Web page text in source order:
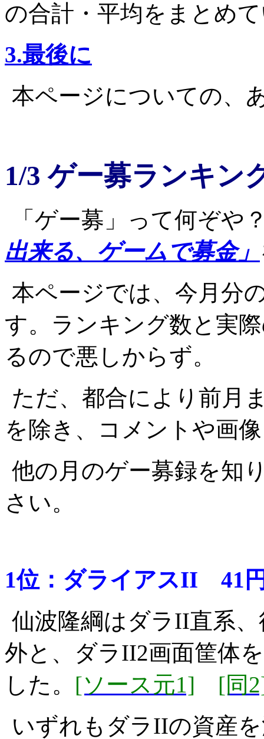
の合計・平均をまとめ
3.最後に
本ページについての、
1/3 ゲー募ランキ
「ゲー募」って何ぞや
出来る、ゲームで募金」
本ページでは、今月分
す。ランキング数と実
るので悪しからず。
ただ、都合により前月
を除き、コメントや画
他の月のゲー募録を知
さい。
1位：ダライアスII 41
仙波隆綱はダラII直系
外と、ダラII2画面筐体
した。 [ソース元1]
[同
いずれもダラIIの資産